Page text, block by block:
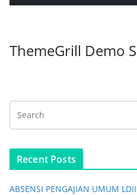
ThemeGrill Demo
Recent Posts
ABSENSI PENGAJIAN UMUM